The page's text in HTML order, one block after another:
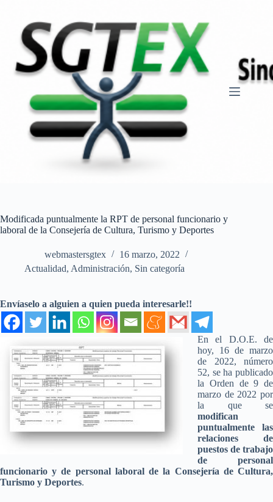
contenido
Modificada puntualmente la RPT de personal funcionario y
laboral de la Consejería de Cultura, Turismo y Deportes
webmastersgtex
16 marzo, 2022
Actualidad, Administración, Sin categoría
Envíaselo a alguien a quien pueda interesarle!!
En el D.O.E. de
hoy, 16 de marzo
de 2022, número
52, se ha publicado
la Orden de 9 de
marzo de 2022 por
la que se
modifican
puntualmente las
relaciones de
puestos de trabajo
de personal
funcionario y de personal laboral de la Consejería de Cultura,
Turismo y Deportes.